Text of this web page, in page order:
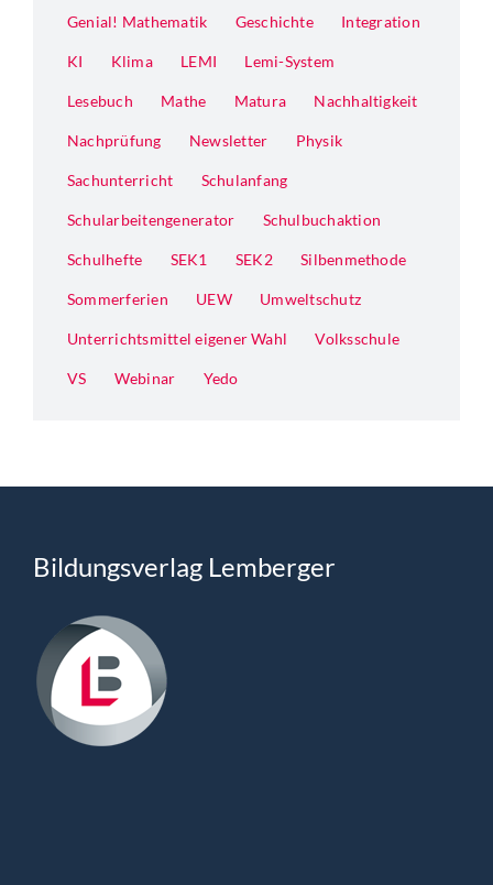
Genial! Mathematik Geschichte Integration
KI Klima LEMI Lemi-System
Lesebuch Mathe Matura Nachhaltigkeit
Nachprüfung Newsletter Physik
Sachunterricht Schulanfang
Schularbeitengenerator Schulbuchaktion
Schulhefte SEK1 SEK2 Silbenmethode
Sommerferien UEW Umweltschutz
Unterrichtsmittel eigener Wahl Volksschule
VS Webinar Yedo
Bildungsverlag Lemberger